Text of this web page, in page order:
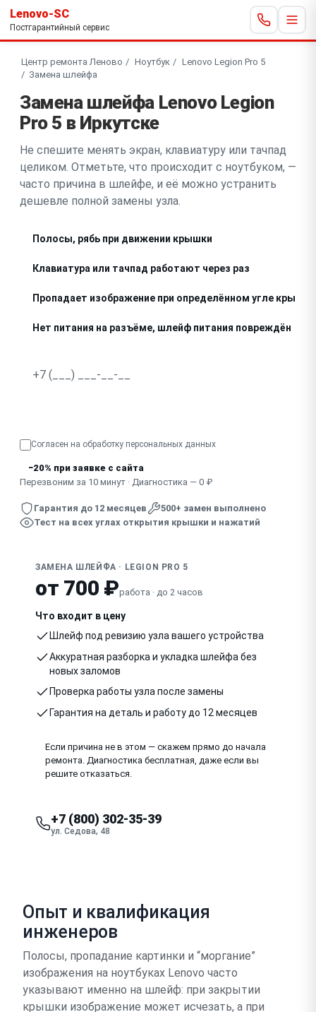
Lenovo-SC
Постгарантийный сервис
Центр ремонта Леново Ноутбук
Lenovo Legion Pro 5
Замена шлейфа
Замена шлейфа Lenovo Legion
Pro 5 в Иркутске
Не спешите менять экран, клавиатуру или тачпад
целиком. Отметьте, что происходит с ноутбуком, —
часто причина в шлейфе, и её можно устранить
дешевле полной замены узла.
Полосы, рябь при движении крышки
Клавиатура или тачпад работают через раз
Пропадает изображение при определённом угле крышки
Нет питания на разъёме, шлейф питания повреждён
Согласен на обработку персональных данных
−20% при заявке с сайта
Перезвоним за 10 минут · Диагностика — 0 ₽
Гарантия до 12 месяцев
500+ замен выполнено
Тест на всех углах открытия крышки и нажатий
ЗАМЕНА ШЛЕЙФА · LEGION PRO 5
от 700 ₽работа · до 2 часов
Что входит в цену
Шлейф под ревизию узла вашего устройства
Аккуратная разборка и укладка шлейфа без
новых заломов
Проверка работы узла после замены
Гарантия на деталь и работу до 12 месяцев
Если причина не в этом — скажем прямо до начала
ремонта. Диагностика бесплатная, даже если вы
решите отказаться.
+7 (800) 302-35-39
ул. Седова, 48
Опыт и квалификация
инженеров
Полосы, пропадание картинки и “моргание”
изображения на ноутбуках Lenovo часто
указывают именно на шлейф: при закрытии
крышки изображение может исчезать, а при